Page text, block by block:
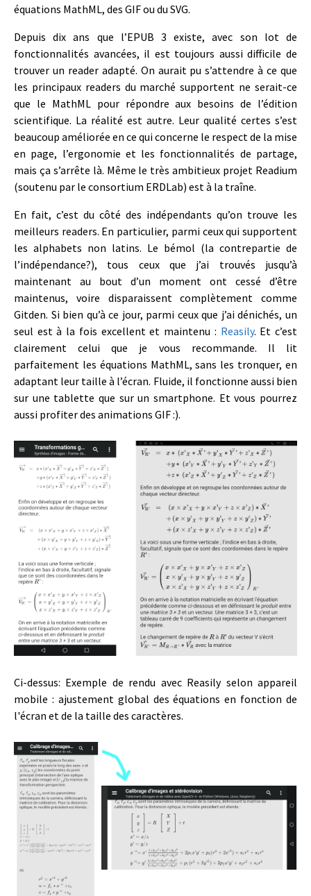
équations MathML, des GIF ou du SVG.
Depuis dix ans que l’EPUB 3 existe, avec son lot de
fonctionnalités avancées, il est toujours aussi difficile de
trouver un reader adapté. On aurait pu s’attendre à ce que
les principaux readers du marché supportent ne serait-ce
que le MathML pour répondre aux besoins de l’édition
scientifique. La réalité est autre. Leur qualité certes s’est
beaucoup améliorée en ce qui concerne le respect de la mise
en page, l’ergonomie et les fonctionnalités de partage,
mais ça s’arrête là. Même le très ambitieux projet Readium
(soutenu par le consortium ERDLab) est à la traîne.
En fait, c’est du côté des indépendants qu’on trouve les
meilleurs readers. En particulier, parmi ceux qui supportent
les alphabets non latins. Le bémol (la contrepartie de
l’indépendance?), tous ceux que j’ai trouvés jusqu’à
maintenant au bout d’un moment ont cessé d’être
maintenus, voire disparaissent complètement comme
Gitden. Si bien qu’à ce jour, parmi ceux que j’ai dénichés, un
seul est à la fois excellent et maintenu : Reasily. Et c’est
clairement celui que je vous recommande. Il lit
parfaitement les équations MathML, sans les tronquer, en
adaptant leur taille à l’écran. Fluide, il fonctionne aussi bien
sur une tablette que sur un smartphone. Et vous pourrez
aussi profiter des animations GIF :).
Ci-dessus: Exemple de rendu avec Reasily selon appareil
mobile : ajustement global des équations en fonction de
l'écran et de la taille des caractères.